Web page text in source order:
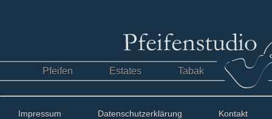
Pfeifen Estates Tabak
Impressum Datenschutzerklärung Kontakt